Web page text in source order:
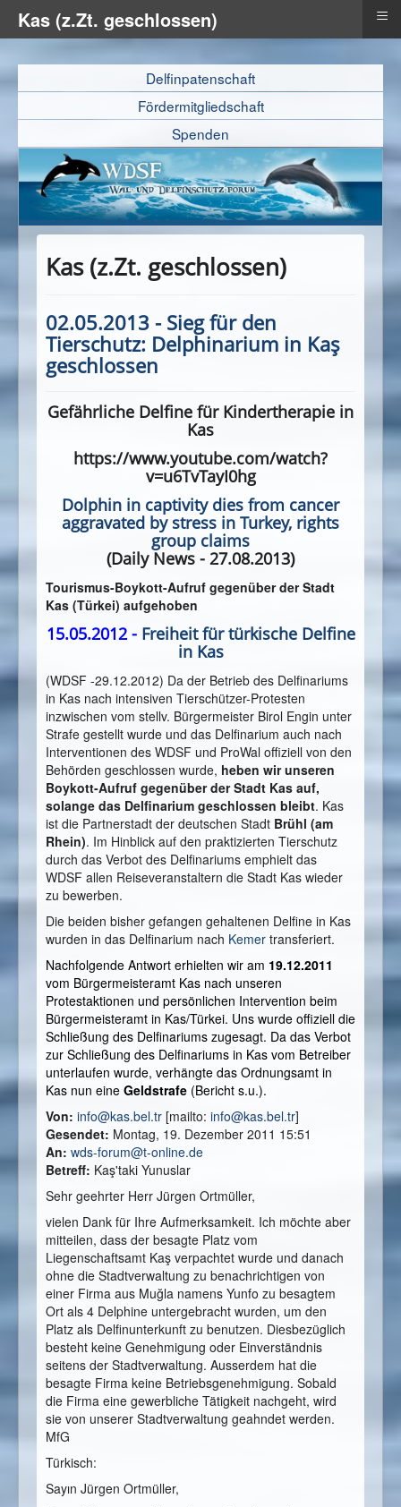
Delfinpatenschaft
Fördermitgliedschaft
Spenden
Kas (z.Zt. geschlossen)
02.05.2013 - Sieg für den
Tierschutz: Delphinarium in Kaş
geschlossen
Gefährliche Delfine für Kindertherapie in
Kas
https://www.youtube.com/watch?
v=u6TvTayI0hg
Dolphin in captivity dies from cancer
aggravated by stress in Turkey, rights
group claims
(Daily News - 27.08.2013)
Tourismus-Boykott-Aufruf gegenüber der Stadt
Kas (Türkei) aufgehoben
15.05.2012 - Freiheit für türkische Delfine
in Kas
(WDSF -29.12.2012) Da der Betrieb des Delfinariums
in Kas nach intensiven Tierschützer-Protesten
inzwischen vom stellv. Bürgermeister Birol Engin unter
Strafe gestellt wurde und das Delfinarium auch nach
Interventionen des WDSF und ProWal offiziell von den
Behörden geschlossen wurde, heben wir unseren
Boykott-Aufruf gegenüber der Stadt Kas auf,
solange das Delfinarium geschlossen bleibt. Kas
ist die Partnerstadt der deutschen Stadt Brühl (am
Rhein). Im Hinblick auf den praktizierten Tierschutz
durch das Verbot des Delfinariums emphielt das
WDSF allen Reiseveranstaltern die Stadt Kas wieder
zu bewerben.
Die beiden bisher gefangen gehaltenen Delfine in Kas
wurden in das Delfinarium nach Kemer transferiert.
Nachfolgende Antwort erhielten wir am 19.12.2011
vom Bürgermeisteramt Kas nach unseren
Protestaktionen und persönlichen Intervention beim
Bürgermeisteramt in Kas/Türkei. Uns wurde offiziell die
Schließung des Delfinariums zugesagt. Da das Verbot
zur Schließung des Delfinariums in Kas vom Betreiber
unterlaufen wurde, verhängte das Ordnungsamt in
Kas nun eine Geldstrafe (Bericht s.u.).
Von: info@kas.bel.tr [mailto: info@kas.bel.tr]
Gesendet: Montag, 19. Dezember 2011 15:51
An: wds-forum@t-online.de
Betreff: Kaş'taki Yunuslar
Sehr geehrter Herr Jürgen Ortmüller,
vielen Dank für Ihre Aufmerksamkeit. Ich möchte aber
mitteilen, dass der besagte Platz vom
Liegenschaftsamt Kaş verpachtet wurde und danach
ohne die Stadtverwaltung zu benachrichtigen von
einer Firma aus Muğla namens Yunfo zu besagtem
Ort als 4 Delphine untergebracht wurden, um den
Platz als Delfinunterkunft zu benutzen. Diesbezüglich
besteht keine Genehmigung oder Einverständnis
seitens der Stadtverwaltung. Ausserdem hat die
besagte Firma keine Betriebsgenehmigung. Sobald
die Firma eine gewerbliche Tätigkeit nachgeht, wird
sie von unserer Stadtverwaltung geahndet werden.
MfG
Türkisch:
Sayın Jürgen Ortmüller,
Kas (z.Zt. geschlossen) ≡